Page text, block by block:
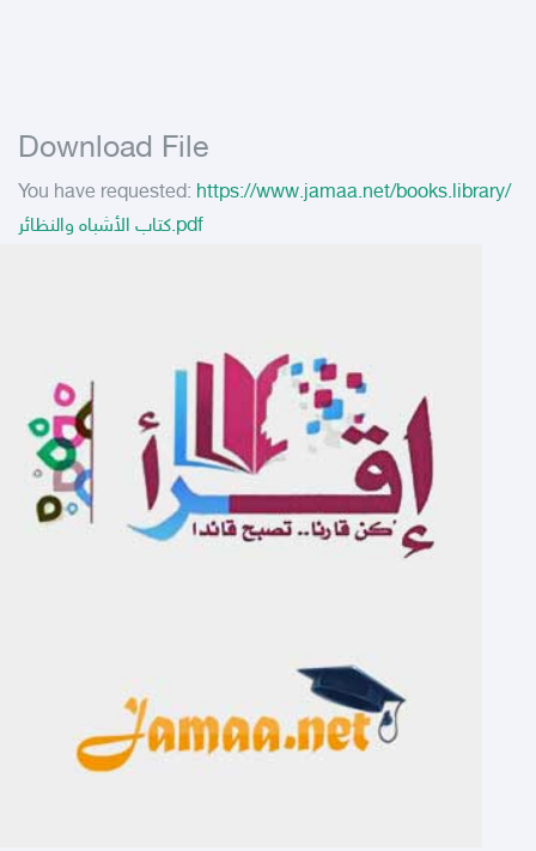
Download File
You have requested: https://www.jamaa.net/books.library/
كتاب الأشباه والنظائر.pdf